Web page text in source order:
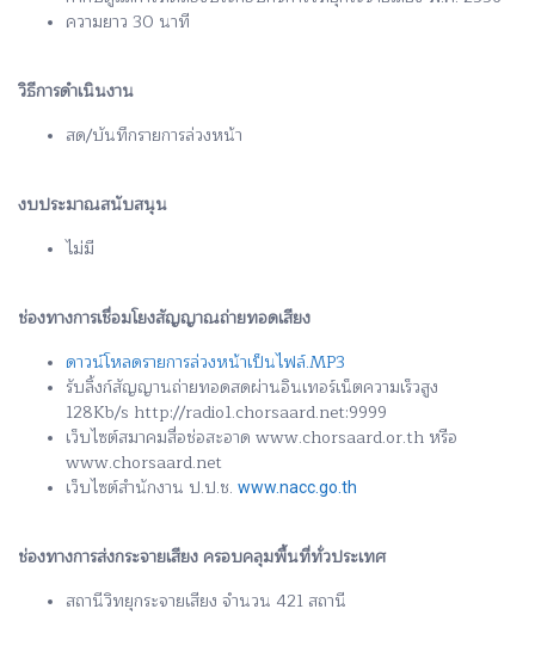
ความยาว 30 นาที
วิธีการดำเนินงาน
สด/บันทึกรายการล่วงหน้า
งบประมาณสนับสนุน
ไม่มี
ช่องทางการเชื่อมโยงสัญญาณถ่ายทอดเสียง
ดาวน์โหลดรายการล่วงหน้าเป็นไฟล์.MP3
รับลิ้งก์สัญญานถ่ายทอดสดผ่านอินเทอร์เน็ตความเร็วสูง
128Kb/s http://radio1.chorsaard.net:9999
เว็บไซต์สมาคมสื่อช่อสะอาด www.chorsaard.or.th หรือ
www.chorsaard.net
เว็บไซต์สำนักงาน ป.ป.ช. www.nacc.go.th
ช่องทางการส่งกระจายเสียง ครอบคลุมพื้นที่ทั่วประเทศ
สถานีวิทยุกระจายเสียง จำนวน 421 สถานี